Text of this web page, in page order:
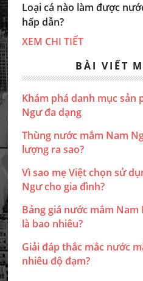
BÀI VIẾT
Khám phá danh mục sản
Ngư đa dạng
Thùng nước mắm Nam
lượng ra sao?
Vì sao mẹ Việt chọn sử
Ngư cho gia đình?
Bảng giá nước mắm
là bao nhiêu?
Giải đáp thắc mắc nước
nhiêu độ đạm?
Loại cá nào làm được
hấp dẫn?
XEM CHI TIẾT